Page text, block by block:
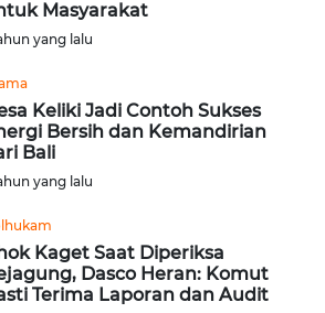
Masyarakat
yang lalu
Keliki Jadi Contoh Sukses
Bersih dan Kemandirian
Bali
yang lalu
Kaget Saat Diperiksa
Dasco Heran: Komut
Terima Laporan dan Audit